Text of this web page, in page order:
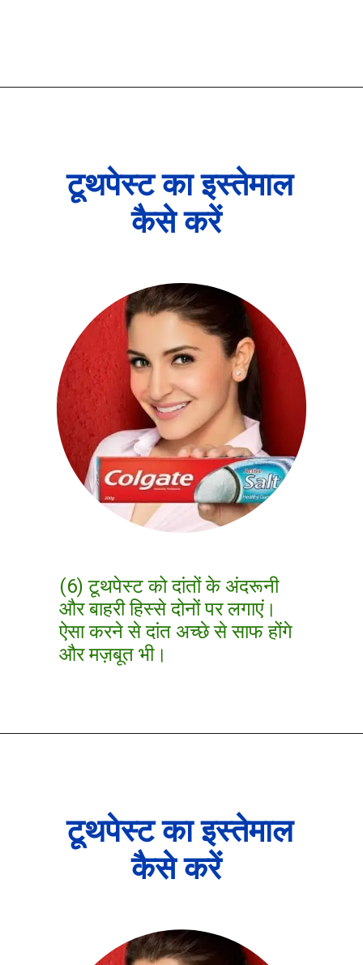
टूथपेस्ट का इस्तेमाल
कैसे करें
(6) टूथपेस्ट को दांतों के अंदरूनी
और बाहरी हिस्से दोनों पर लगाएं।
ऐसा करने से दांत अच्छे से साफ होंगे
और मज़बूत भी।
टूथपेस्ट का इस्तेमाल
कैसे करें